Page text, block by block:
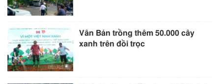
Vân Bán trồng thêm 50.000 cây
xanh trên đồi trọc